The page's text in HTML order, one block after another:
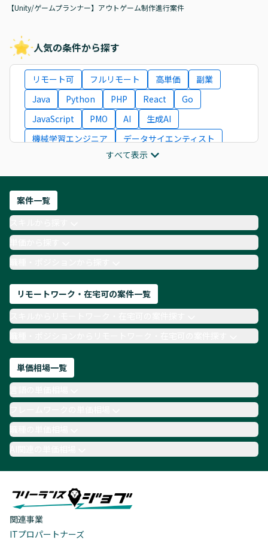
【Unity/ゲームプランナー】アウトゲーム制作進行案件
人気の条件から探す
リモート可 フルリモート 高単価
副業
Java
Python PHP React
Go
JavaScript
PMO AI
生成AI
機械学習エンジニア
データサイエンティスト
ITコンサルタント
フロントエンドエンジニア
ネットワークエンジニア
AIエンジニア
Webデザイナー
月収100万円 業務委託
COBOL
Ruby
TypeScript
Laravel AWS
すべて表示
案件一覧
単価から探す
職種・ポジションから探す
リモートワーク・在宅可の案件一覧
職種・ポジションからリモートワーク・在宅可の案件探す
単価相場一覧
職種の単価相場
AI関連の単価相場
関連事業
ITプロパートナーズ